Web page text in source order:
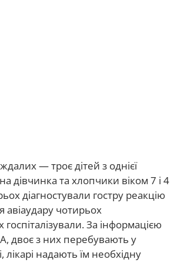
— троє дітей з однієї
дівчинка та хлопчики віком 7 і 4
діагностували гостру реакцію
авіаудару чотирьох
За інформацією
двоє з них перебувають у
лікарі надають їм необхідну